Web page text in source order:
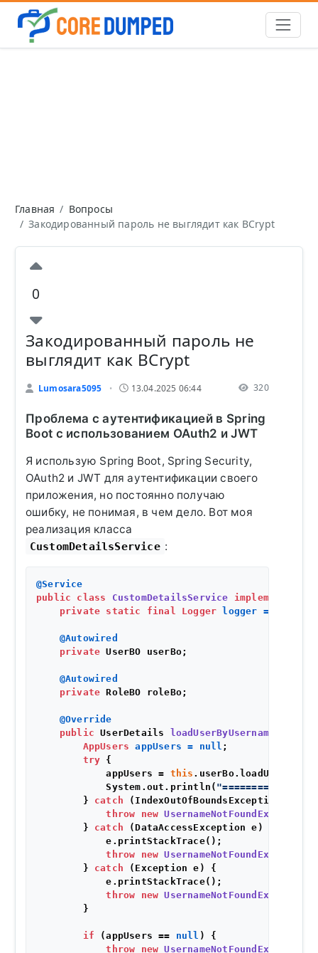
Главная
Вопросы
Закодированный пароль не выглядит как BCrypt
0
Закодированный пароль не
выглядит как BCrypt
Lumosara5095 • 13.04.2025 06:44 320
Проблема с аутентификацией в Spring
Boot с использованием OAuth2 и JWT
Я использую Spring Boot, Spring Security,
OAuth2 и JWT для аутентификации своего
приложения, но постоянно получаю
ошибку, не понимая, в чем дело. Вот моя
реализация класса
CustomDetailsService :
@Service
public
class CustomDetailsService implements
private static final Logger logger =
@Autowired
private UserBO userBo;
@Autowired
private RoleBO roleBo;
@Override
public UserDetails loadUserByUsername
AppUsers
appUsers = null ;
try {
            appUsers =
this
            System.out.println(
        }
catch (IndexOutOfBoundsException e) {
throw
new UsernameNotFoundException
        }
catch (DataAccessException e) {
            e.printStackTrace();
throw
new UsernameNotFoundException
        }
catch (Exception e) {
            e.printStackTrace();
throw
new UsernameNotFoundException
        }
if (appUsers == null ) {
throw
new UsernameNotFoundException